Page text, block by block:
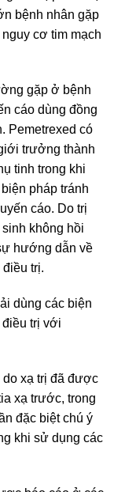
bệnh nhân gặp
cơ tim mạch
gặp ở bệnh
cáo dùng đồng
Pemetrexed có
trưởng thành
tinh trong khi
pháp tránh
cáo. Do trị
không hồi
hướng dẫn về
trị.
dùng các biện
trị với
xạ trị đã được
xạ trước, trong
đặc biệt chú ý
khi sử dụng các